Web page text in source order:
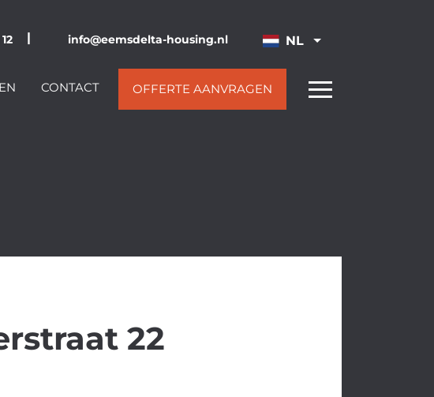
| info@eemsdelta-housing.nl NL
CONTACT OFFERTE AANVRAGEN
22